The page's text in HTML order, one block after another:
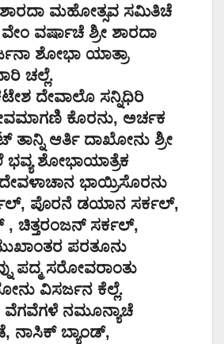
ಶಾರದಾ ಮಹೋತ್ಸವ ಸಮಿತಿಚೆ
ವರ್ಷಾಚೆ ಶ್ರೀ ಶಾರದಾ
ಶೋಭಾ ಯಾತ್ರಾ
ಚಲ್ಲೆ.
ದೇವಾಲೊ ಸನ್ನಿಧಿರಿ
ಕೊರನು, ಅರ್ಚಕ
ಆರ್ತಿ ದಾಖೋನು ಶ್ರೀ
ಭವ್ಯ ಶೋಭಾಯಾತ್ರೆಕ
ಭಾಯ್ರಿಸೊರನು
ಪೊರನೆ ಡಯಾನ ಸರ್ಕಲ್,
, ಚಿತ್ತರಂಜನ್ ಸರ್ಕಲ್,
ಪರತೂನು
ಪದ್ಮ ಸರೋವರಾಂತು
ವಿಸರ್ಜನ ಕೆಲ್ಲೆ.
ನಮೂನ್ಯಾಚೆ
ನಾಸಿಕ್ ಬ್ಯಾಂಡ್,